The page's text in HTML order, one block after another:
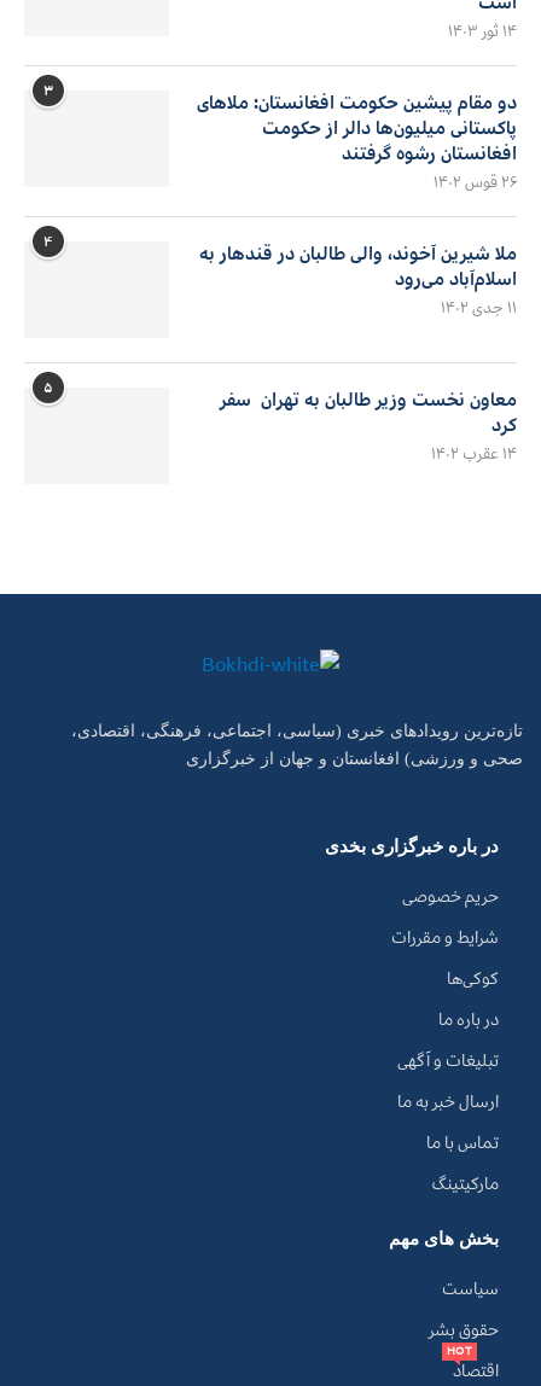
۱۴ ثور ۱۴۰۳
۳
دو مقام پیشین حکومت افغانستان: ملاهای
پاکستانی میلیون‌ها دالر از حکومت
افغانستان رشوه گرفتند
۲۶ قوس ۱۴۰۲
۴
ملا شیرین آخوند، والی طالبان در قندهار به
اسلام‌آباد می‌رود
۱۱ جدی ۱۴۰۲
۵
معاون نخست وزیر طالبان به تهران سفر
کرد
۱۴ عقرب ۱۴۰۲
تازه‌ترین رویدادهای خبری (سیاسی، اجتماعی، فرهنگی، اقتصادی،
صحی و ورزشی) افغانستان و جهان از خبرگزاری
در باره خبرگزاری بخدی
حریم خصوصی
شرایط و مقررات
کوکی‌ها
در باره ما
تبلیغات و آگهی
ارسال خبر به ما
تماس با ما
مارکیتینگ
بخش های مهم
سیاست
حقوق بشر
اقتصاد
HOT